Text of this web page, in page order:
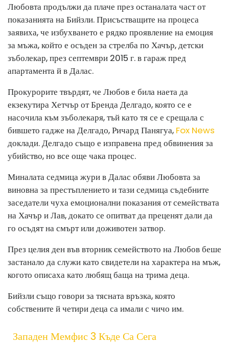
Любовта продължи да плаче през останалата част от
показанията на Бийзли. Присъстващите на процеса
заявиха, че избухването е рядко проявление на емоция
за мъжа, който е осъден за стрелба по Хачър, детски
зъболекар, през септември 2015 г. в гараж пред
апартамента й в Далас.
Прокурорите твърдят, че Любов е била наета да
екзекутира Хетчър от Бренда Делгадо, която се е
насочила към зъболекаря, тъй като тя се е срещала с
бившето гадже на Делгадо, Ричард Панягуа, Fox News
доклади. Делгадо също е изправена пред обвинения за
убийство, но все още чака процес.
Миналата седмица жури в Далас обяви Любовта за
виновна за престъплението и тази седмица съдебните
заседатели чуха емоционални показания от семействата
на Хачър и Лав, докато се опитват да преценят дали да
го осъдят на смърт или доживотен затвор.
През целия ден във вторник семейството на Любов беше
застанало да служи като свидетели на характера на мъж,
когото описаха като любящ баща на трима деца.
Бийзли също говори за тясната връзка, която
собствените й четири деца са имали с чичо им.
Западен Мемфис 3 Къде Са Сега